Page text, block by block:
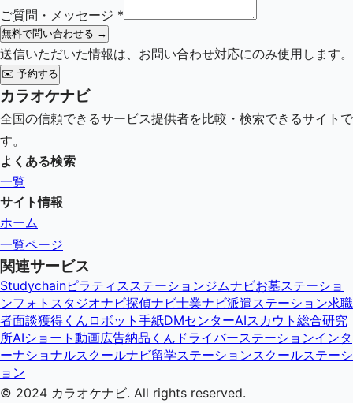
ご質問・メッセージ *
無料で問い合わせる →
送信いただいた情報は、お問い合わせ対応にのみ使用します。
✉️ 予約する
カラオケナビ
全国の信頼できるサービス提供者を比較・検索できるサイトで
す。
よくある検索
一覧
サイト情報
ホーム
一覧ページ
関連サービス
Studychainピラティスステーションジムナビお墓ステーショ
ンフォトスタジオナビ探偵ナビ士業ナビ派遣ステーション求職
者面談獲得くん ロボット手紙DMセンターAIスカウト総合研究
所AIショート動画広告納品くん ドライバーステーションインタ
ーナショナルスクールナビ留学ステーションスクールステーシ
ョン
© 2024 カラオケナビ. All rights reserved.